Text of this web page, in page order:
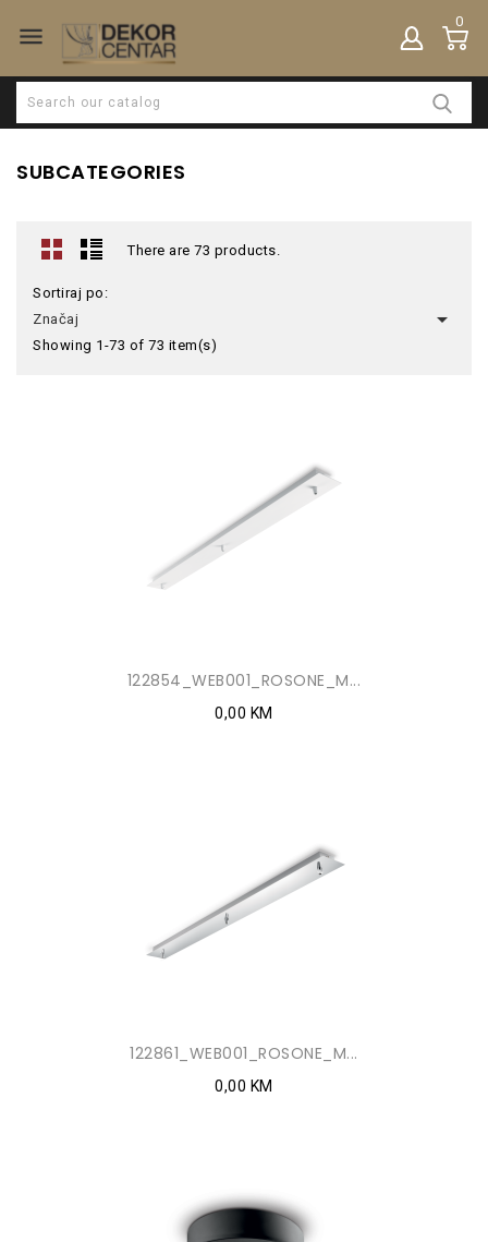

0
SUBCATEGORIES
There are 73 products.
Sortiraj po:
Značaj

Showing 1-73 of 73 item(s)
122854_WEB001_ROSONE_M...
0,00 KM
122861_WEB001_ROSONE_M...
0,00 KM